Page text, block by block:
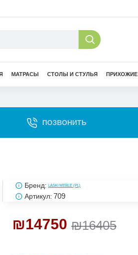
МАТРАСЫ СТОЛЫ И СТУЛЬЯ ПРИХОЖИЕ
ПОЗВОНИТЬ
₪16405
₪14750
Бренд: LASKI MEBLE (PL)
Артикул: 709